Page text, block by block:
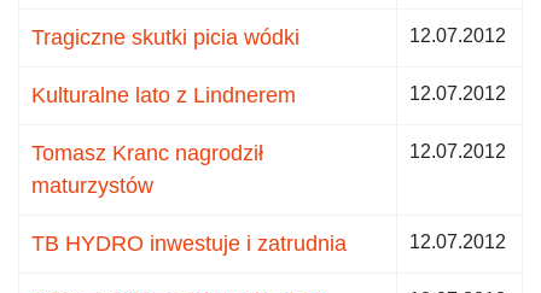
Tragiczne skutki picia wódki 12.07.2012
Kulturalne lato z Lindnerem 12.07.2012
Tomasz Kranc nagrodził
maturzystów
12.07.2012
TB HYDRO inwestuje i zatrudnia 12.07.2012